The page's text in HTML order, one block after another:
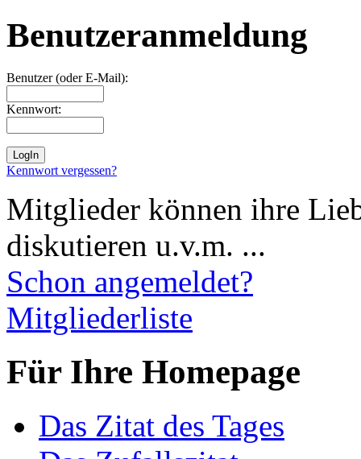
Benutzeranmeldung
Benutzer (oder E-Mail):
Kennwort:
Kennwort vergessen?
Mitglieder können ihre
diskutieren u.v.m. ...
Schon angemeldet?
Mitgliederliste
Für Ihre Homepage
Das Zitat des Tages